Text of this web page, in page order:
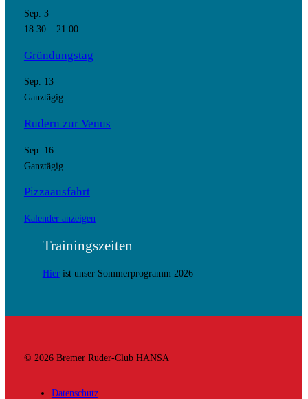
Sep. 3
18:30– 21:00
Gründungstag
Sep. 13
Ganztägig
Rudern zur Venus
Sep. 16
Ganztägig
Pizzaausfahrt
Kalender anzeigen
Trainingszeiten
Hierist unser Sommerprogramm 2026
© 2026 Bremer Ruder-Club HANSA
Datenschutz